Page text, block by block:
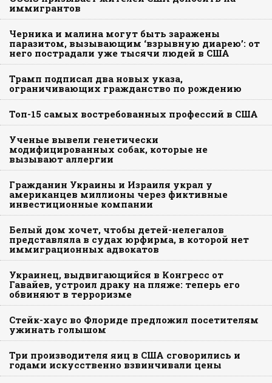
иммигрантов
Черника и малина могут быть заражены
паразитом, вызывающим ‘взрывную диарею’: от
него пострадали уже тысячи людей в США
Трамп подписал два новых указа,
ограничивающих гражданство по рождению
Топ-15 самых востребованных профессий в США
Ученые вывели генетически
модифицированных собак, которые не
вызывают аллергии
Гражданин Украины и Израиля украл у
американцев миллионы через фиктивные
инвестиционные компании
Белый дом хочет, чтобы детей-нелегалов
представляла в судах юрфирма, в которой нет
иммиграционных адвокатов
Украинец, выдвигающийся в Конгресс от
Гавайев, устроил драку на пляже: теперь его
обвиняют в терроризме
Стейк-хаус во Флориде предложил посетителям
ужинать голышом
Три производителя яиц в США сговорились и
годами искусственно взвинчивали цены